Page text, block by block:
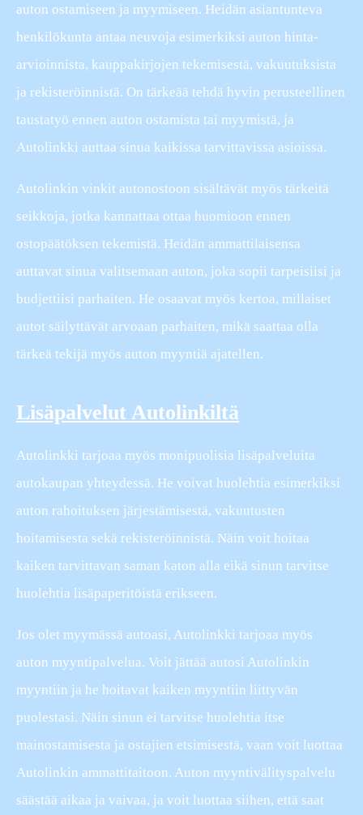
auton ostamiseen ja myymiseen. Heidän asiantunteva
henkilökunta antaa neuvoja esimerkiksi auton hinta-
arvioinnista, kauppakirjojen tekemisestä, vakuutuksista
ja rekisteröinnistä. On tärkeää tehdä hyvin perusteellinen
taustatyö ennen auton ostamista tai myymistä, ja
Autolinkki auttaa sinua kaikissa tarvittavissa asioissa.
Autolinkin vinkit autonostoon sisältävät myös tärkeitä
seikkoja, jotka kannattaa ottaa huomioon ennen
ostopäätöksen tekemistä. Heidän ammattilaisensa
auttavat sinua valitsemaan auton, joka sopii tarpeisiisi ja
budjettiisi parhaiten. He osaavat myös kertoa, millaiset
autot säilyttävät arvoaan parhaiten, mikä saattaa olla
tärkeä tekijä myös auton myyntiä ajatellen.
Lisäpalvelut Autolinkiltä
Autolinkki tarjoaa myös monipuolisia lisäpalveluita
autokaupan yhteydessä. He voivat huolehtia esimerkiksi
auton rahoituksen järjestämisestä, vakuutusten
hoitamisesta sekä rekisteröinnistä. Näin voit hoitaa
kaiken tarvittavan saman katon alla eikä sinun tarvitse
huolehtia lisäpaperitöistä erikseen.
Jos olet myymässä autoasi, Autolinkki tarjoaa myös
auton myyntipalvelua. Voit jättää autosi Autolinkin
myyntiin ja he hoitavat kaiken myyntiin liittyvän
puolestasi. Näin sinun ei tarvitse huolehtia itse
mainostamisesta ja ostajien etsimisestä, vaan voit luottaa
Autolinkin ammattitaitoon. Auton myyntivälityspalvelu
säästää aikaa ja vaivaa, ja voit luottaa siihen, että saat